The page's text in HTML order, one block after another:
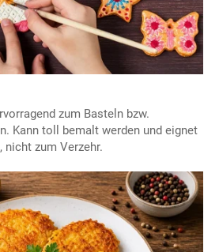
zum Basteln bzw.
Kann toll bemalt werden und eignet
nicht zum Verzehr.